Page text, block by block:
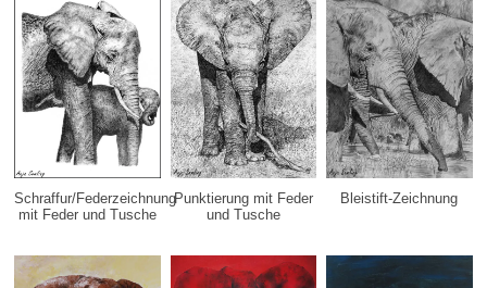
Schraffur/Federzeichnung
mit Feder und Tusche
Punktierung mit Feder
und Tusche
Bleistift-Zeichnung